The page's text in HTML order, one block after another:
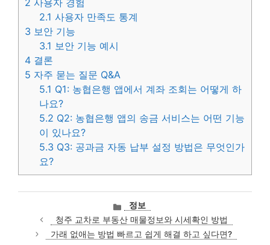
2.1 사용자 만족도 통계
3 보안 기능
3.1 보안 기능 예시
4 결론
5 자주 묻는 질문 Q&A
5.1 Q1: 농협은행 앱에서 계좌 조회는 어떻게 하
나요?
5.2 Q2: 농협은행 앱의 송금 서비스는 어떤 기능
이 있나요?
5.3 Q3: 공과금 자동 납부 설정 방법은 무엇인가
요?
카
테
고
리
정보
청주 교차로 부동산 매물정보와 시세확인 방법
가래 없애는 방법 빠르고 쉽게 해결 하고 싶다면?